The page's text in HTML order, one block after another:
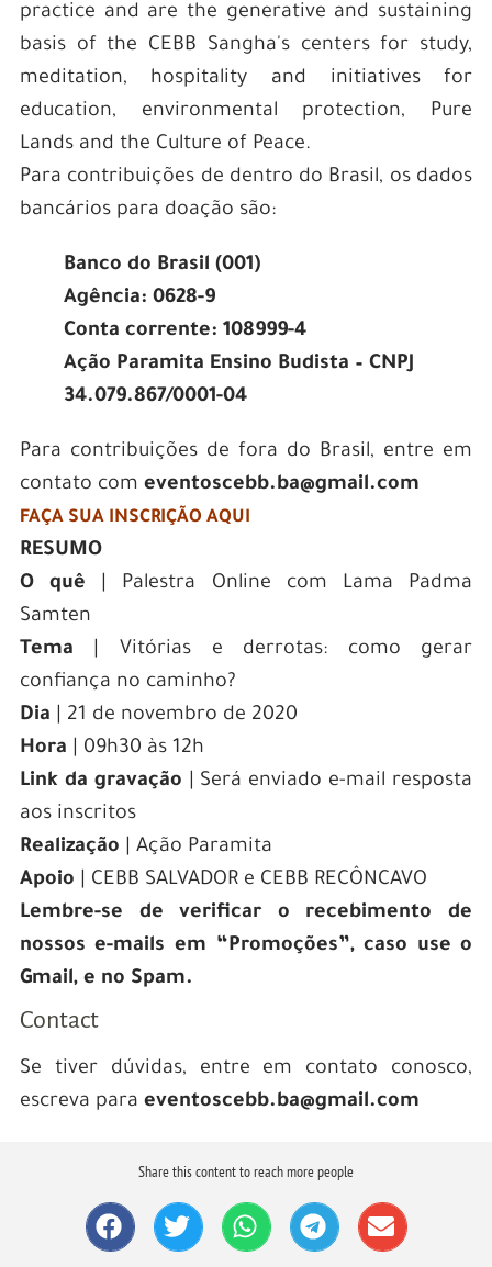
practice and are the generative and sustaining
basis of the CEBB Sangha's centers for study,
meditation, hospitality and initiatives for
education, environmental protection, Pure
Lands and the Culture of Peace.
Para contribuições de dentro do Brasil, os dados
bancários para doação são:
Banco do Brasil (001)
Agência: 0628-9
Conta corrente: 108999-4
Ação Paramita Ensino Budista – CNPJ
34.079.867/0001-04
Para contribuições de fora do Brasil, entre em
contato com eventoscebb.ba@gmail.com
FAÇA SUA INSCRIÇÃO AQUI
RESUMO
O quê | Palestra Online com Lama Padma
Samten
Tema | Vitórias e derrotas: como gerar
confiança no caminho?
Dia | 21 de novembro de 2020
Hora
| 09h30 às 12h
Link da gravação | Será enviado e-mail resposta
aos inscritos
Realização | Ação Paramita
Apoio | CEBB SALVADOR e CEBB RECÔNCAVO
Lembre-se de verificar o recebimento de
nossos e-mails em “Promoções”, caso use o
Gmail, e no Spam.
Contact
Se tiver dúvidas, entre em contato conosco,
escreva para eventoscebb.ba@gmail.com
Share this content to reach more people